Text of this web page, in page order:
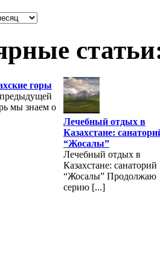
горы
мы знаем о
Лечебный отдых в
Казахстане:
“Жосалы”
Лечебный отдых в
Казахстане: санаторий
“Жосалы” Продолжаю
серию [...]